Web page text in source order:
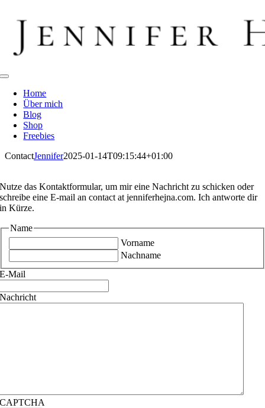
Inhalt
Toggle
NavigationHome
Über mich
Blog
Shop
Freebies
ContactJennifer2025-01-14T09:15:44+01:00
Nutze das Kontaktformular, um mir eine Nachricht zu schicken oder
schreibe eine E-mail an contact at jenniferhejna.com. Ich antworte dir
in Kürze.
Name
Vorname
Nachname
E-Mail
Nachricht
CAPTCHA